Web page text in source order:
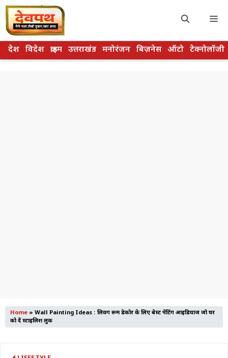
Skip
to
content
देश विदेश क्राइम उत्तराखंड मनोरंजन बिज़नेस ऑटो टेक्नोलॉजी
Home » Wall Painting Ideas : लिविंग रूम डेकोर के लिए बेस्ट पेंटिंग आइडियाज जो घर
को दें स्टाइलिश लुक